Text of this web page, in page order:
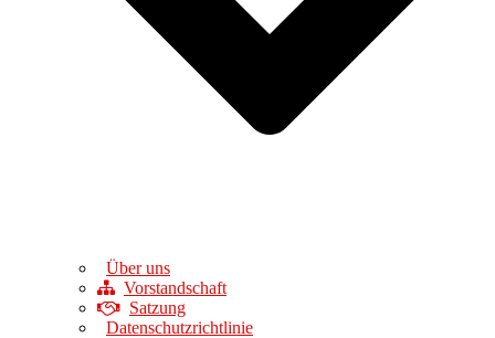
Über uns
Vorstandschaft
Satzung
Datenschutzrichtlinie